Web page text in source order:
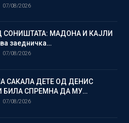
07/08/2026
СОНИШТАТА: МАДОНА И КАЈЛИ
заедничка…
07/08/2026
САКАЛА ДЕТЕ ОД ДЕНИС
БИЛА СПРЕМНА ДА МУ…
07/08/2026